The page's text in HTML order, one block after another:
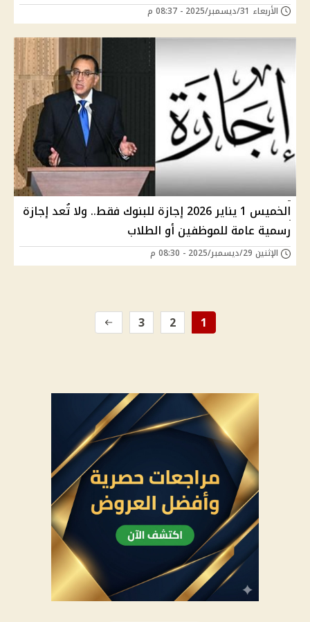
الأربعاء 31/ديسمبر/2025 - 08:37 م
الخميس 1 يناير 2026 إجازة للبنوك فقط.. ولا تُعد إجازة
رسمية عامة للموظفين أو الطلاب
الإثنين 29/ديسمبر/2025 - 08:30 م
1
2
3